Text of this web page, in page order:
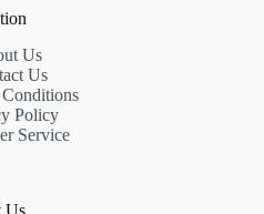
Us
Us
Policy
Service